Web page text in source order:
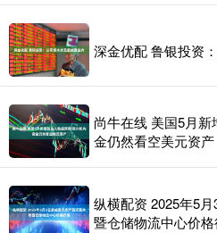
深金优配 鲁银投资
尚牛在线 美国5月
金仍然看空美元资产
纵横配资 2025年5
暨仓储物流中心价